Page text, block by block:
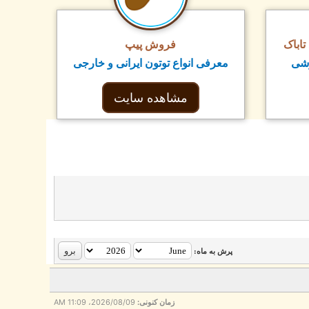
فروش پیپ
معرفی انواع توتون ایرانی و خارجی
مشاهده سایت
پرش به ماه:
زمان کنونی: 2026/08/09، 11:09 AM